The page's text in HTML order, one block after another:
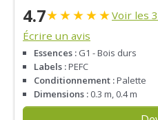
4.7★★★★★Voir les
Écrire un avis
Essences : G1 - Bois durs
Labels :PEFC
Conditionnement :Palette
Dimensions : 0.3 m, 0.4 m